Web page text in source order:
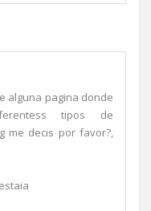
alguna pagina donde
tipos de
me decis por favor?,